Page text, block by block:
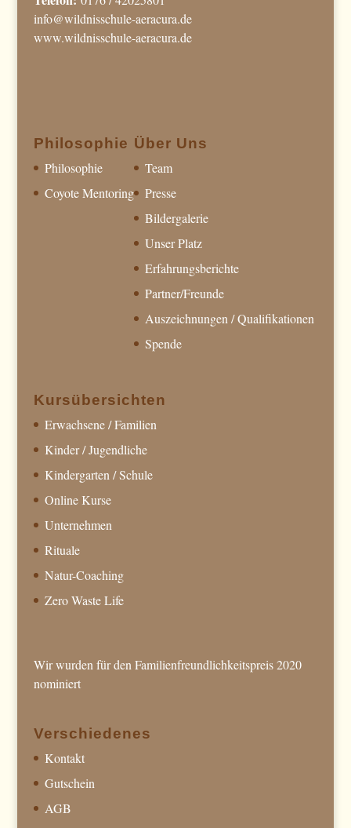
info@wildnisschule-aeracura.de
www.wildnisschule-aeracura.de
Philosophie
Philosophie
Coyote Mentoring
Über Uns
Team
Presse
Bildergalerie
Unser Platz
Erfahrungsberichte
Partner/Freunde
Auszeichnungen / Qualifikationen
Spende
Kursübersichten
Erwachsene / Familien
Kinder / Jugendliche
Kindergarten / Schule
Online Kurse
Unternehmen
Rituale
Natur-Coaching
Zero Waste Life
Wir wurden für den Familienfreundlichkeitspreis 2020
nominiert
Verschiedenes
Kontakt
Gutschein
AGB